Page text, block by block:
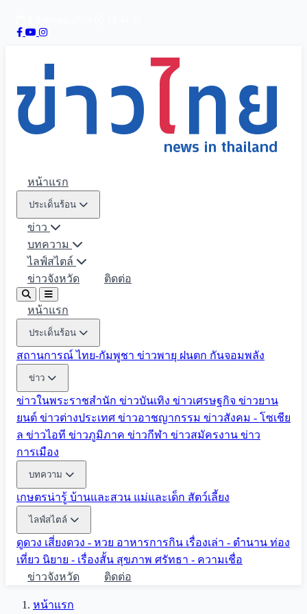
หน้าแรก
ประเด็นร้อน
ข่าว
บทความ
ไลฟ์สไตล์
ข่าวจังหวัด
ติดต่อ
หน้าแรก
ประเด็นร้อน
สถานการณ์ ไทย-กัมพูชา ข่าวพายุ ฝนตก กันจอมพลัง
ข่าว
ข่าวในพระราชสำนัก ข่าวบันเทิง ข่าวเศรษฐกิจ ข่าวยาน
ยนต์ ข่าวต่างประเทศ ข่าวอาชญากรรม ข่าวสังคม - โซเชีย
ล ข่าวไอที ข่าวภูมิภาค ข่าวกีฬา ข่าวสมัครงาน ข่าว
การเมือง
บทความ
เกษตรน่ารู้ บ้านและสวน แม่และเด็ก สัตว์เลี้ยง
ไลฟ์สไตล์
ดูดวง เสี่ยงดวง - หวย อาหารการกิน เรื่องเล่า - ตำนาน ท่อง
เที่ยว นิยาย - เรื่องสั้น สุขภาพ ศรัทธา - ความเชื่อ
ข่าวจังหวัด
ติดต่อ
หน้าแรก